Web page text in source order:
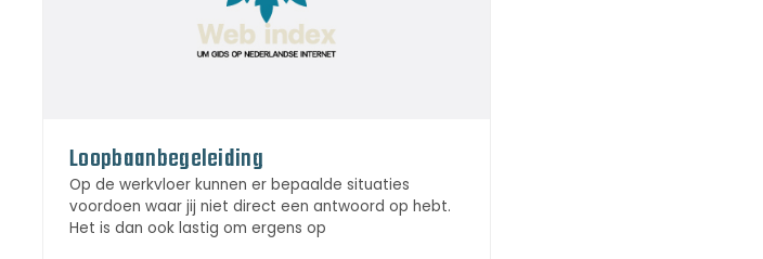
Loopbaanbegeleiding
Op de werkvloer kunnen er bepaalde situaties
voordoen waar jij niet direct een antwoord op hebt.
Het is dan ook lastig om ergens op